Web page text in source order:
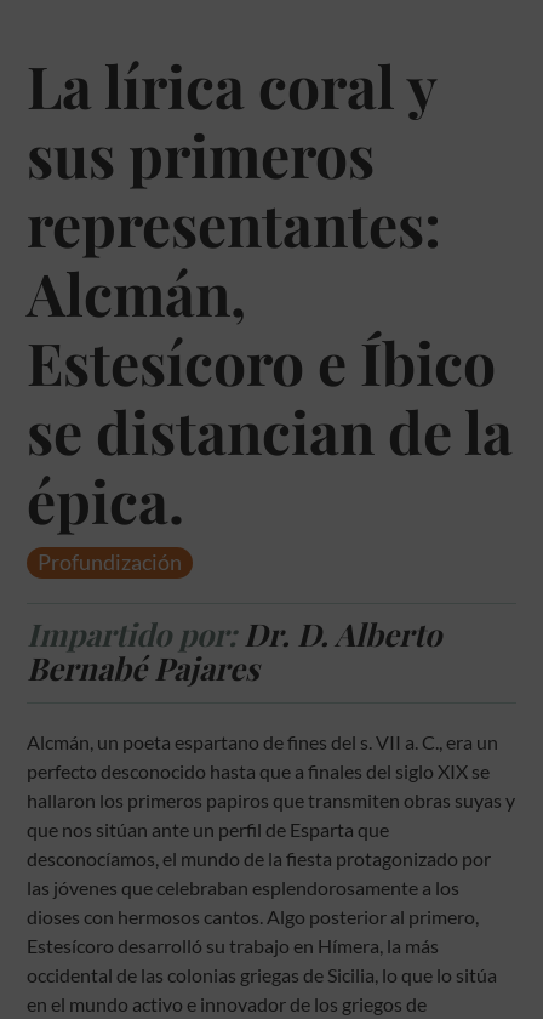
La lírica coral y
sus primeros
representantes:
Alcmán,
Estesícoro e Íbico
se distancian de la
épica.
Profundización
Impartido por: Dr. D. Alberto
Bernabé Pajares
Alcmán, un poeta espartano de fines del s. VII a. C., era un
perfecto desconocido hasta que a finales del siglo XIX se
hallaron los primeros papiros que transmiten obras suyas y
que nos sitúan ante un perfil de Esparta que
desconocíamos, el mundo de la fiesta protagonizado por
las jóvenes que celebraban esplendorosamente a los
dioses con hermosos cantos. Algo posterior al primero,
Estesícoro desarrolló su trabajo en Hímera, la más
occidental de las colonias griegas de Sicilia, lo que lo sitúa
en el mundo activo e innovador de los griegos de